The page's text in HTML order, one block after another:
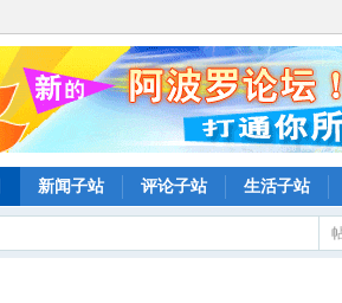
新闻子站 评论子站 生活子站